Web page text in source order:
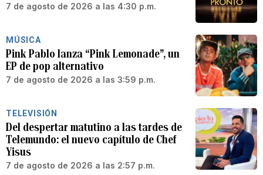
7 de agosto de 2026 a las 4:30 p.m.
MÚSICA
Pink Pablo lanza “Pink Lemonade”, un
EP de pop alternativo
7 de agosto de 2026 a las 3:59 p.m.
TELEVISIÓN
Del despertar matutino a las tardes de
Telemundo: el nuevo capítulo de Chef
Yisus
7 de agosto de 2026 a las 2:57 p.m.